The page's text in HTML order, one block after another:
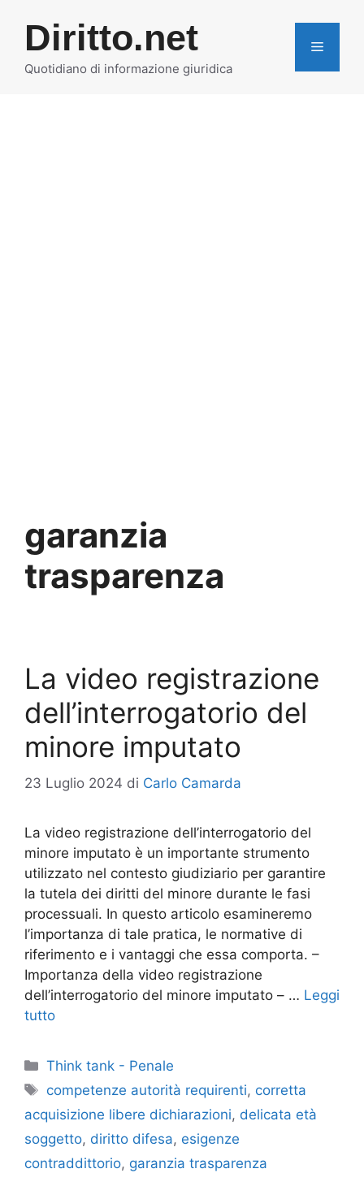
contenuto
Diritto.net
Quotidiano di informazione giuridica
MENU
garanzia
trasparenza
La video registrazione
dell’interrogatorio del
minore imputato
23 Luglio 2024 di Carlo Camarda
La video registrazione dell’interrogatorio del
minore imputato è un importante strumento
utilizzato nel contesto giudiziario per garantire
la tutela dei diritti del minore durante le fasi
processuali. In questo articolo esamineremo
l’importanza di tale pratica, le normative di
riferimento e i vantaggi che essa comporta. –
Importanza della video registrazione
dell’interrogatorio del minore imputato – … Leggi
tutto
Categorie
Think tank - Penale
Tag
competenze autorità requirenti, corretta
acquisizione libere dichiarazioni, delicata età
soggetto, diritto difesa, esigenze
contraddittorio, garanzia trasparenza